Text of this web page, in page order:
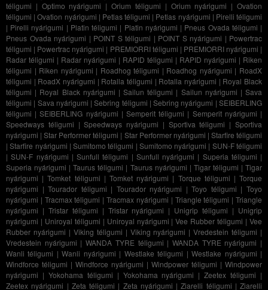
téligumi | Optimo nyárigumi |Orium téligumi | Orium nyárigumi |Ovation
téligumi |Ovation nyárigumi | Petlas téligumi | Petlas nyárigumi | Pirelli téligumi
| Pirelli nyárigumi | Platin téligumi | Platin nyárigumi | Pneus Ovada téligumi |
Pneus Ovada nyárigumi | POINT S téligumi | POINT S nyárigumi | Powertrac
téligumi | Powertrac nyárigumi | PREMIORRI téligumi | PREMIORRI nyárigumi |
Radar téligumi | Radar nyárigumi | RAPID téligumi | RAPID nyárigumi | Riken
téligumi | Riken nyárigumi | Roadhog téligumi | Roadhog nyárigumi | RoadX
téligumi | RoadX nyárigumi | Rotalla téligumi | Rotalla nyárigumi | Royal Black
téligumi | Royal Black nyárigumi |Sailun téligumi | Sailun nyárigumi |Sava
téligumi | Sava nyárigumi |Sebring téligumi |Sebring nyárigumi |SEIBERLING
téligumi |SEIBERLING nyárigumi |Semperit téligumi | Semperit nyárigumi |
Speedways téligumi |Speedways nyárigumi | Sportiva téligumi |Sportiva
nyárigumi |Star Performer téligumi | Star Performer nyárigumi | Starfire téligumi
|Starfire nyárigumi |Sumitomo téligumi | Sumitomo nyárigumi | SUN-F téligumi
|SUN-F nyárigumi | Sunfull téligumi | Sunfull nyárigumi | Superia téligumi |
Superia nyárigumi |Taurus téligumi | Taurus nyárigumi | Tigar téligumi |Tigar
nyárigumi |Tomket téligumi | Tomket nyárigumi | Torque téligumi |Torque
nyárigumi |Tourador téligumi | Tourador nyárigumi |Toyo téligumi |Toyo
nyárigumi | Tracmax téligumi |Tracmax nyárigumi | Triangle téligumi |Triangle
nyárigumi | Tristar téligumi | Tristar nyárigumi | Unigrip téligumi | Unigrip
nyárigumi | Uniroyal téligumi | Uniroyal nyárigumi |Vee Rubber téligumi |Vee
Rubber nyárigumi | Viking téligumi | Viking nyárigumi |Vredestein téligumi |
Vredestein nyárigumi |WANDA TYRE téligumi | WANDA TYRE nyárigumi |
Wanli téligumi |Wanli nyárigumi | Westlake téligumi |Westlake nyárigumi |
Windforce téligumi | Windforce nyárigumi | Windpower téligumi | Windpower
nyárigumi | Yokohama téligumi | Yokohama nyárigumi |Zeetex téligumi |
Zeetex nyárigumi | Zeta téligumi | Zeta nyárigumi |Ziarelli téligumi | Ziarelli